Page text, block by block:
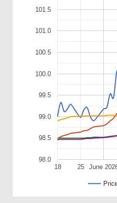
June
18 25
98.0
98.5
99.0
99.5
100.0
100.5
101.0
101.5